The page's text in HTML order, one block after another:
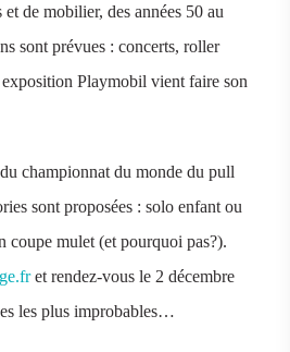
de mobilier, des années 50 au
sont prévues : concerts, roller
Playmobil vient faire son
championnat du monde du pull
sont proposées : solo enfant ou
coupe mulet (et pourquoi pas?).
et rendez-vous le 2 décembre
les plus improbables…